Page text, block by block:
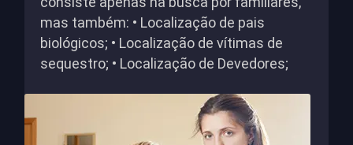
mas também: • Localização de pais
biológicos; • Localização de vítimas de
sequestro; • Localização de Devedores;